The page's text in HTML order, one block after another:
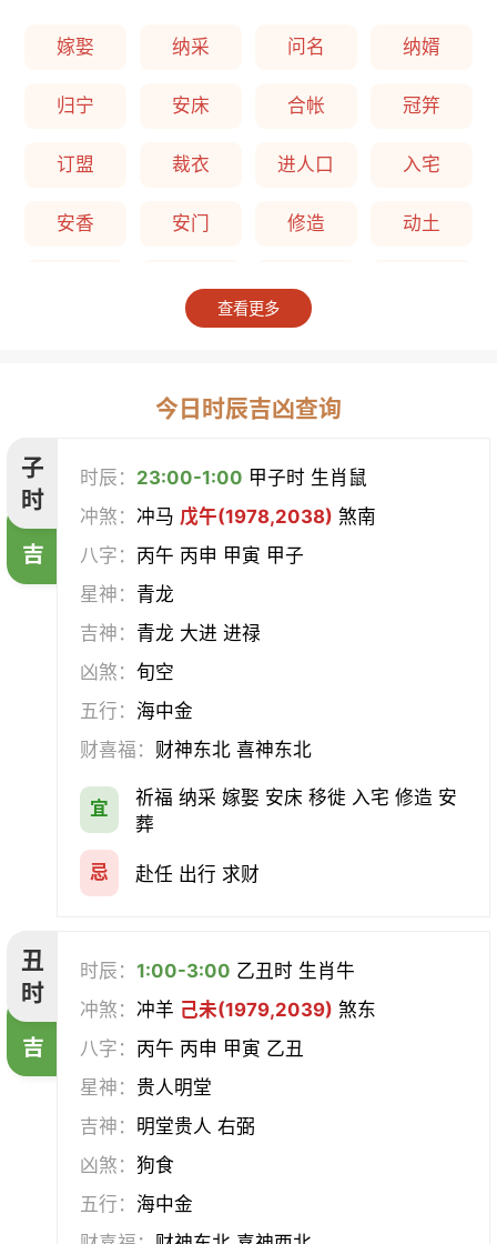
嫁娶 纳采 问名 纳婿
归宁 安床 合帐 冠笄
订盟 裁衣 进人口 入宅
安香 安门 修造 动土
平治道涂 造桥
造仓 修饰垣墙 造船
造畜稠 盖屋
经络 酝酿 造车器
赴任 立券 置产 出货财
祭祀 祈福
移徙 分居 出火
放水 畋猎
查看更多
今日时辰吉凶查询
子
时
吉
时辰： 23:00-1:00 甲子时 生肖鼠
冲煞：冲马 戊午(1978,2038) 煞南
八字： 丙午 丙申 甲寅 甲子
星神： 青龙
吉神： 青龙 大进 进禄
凶煞：旬空
五行：海中金
财喜福： 财神东北 喜神东北
宜
祈福 纳采 嫁娶 安床 移徙 入宅 修造 安
葬
忌 赴任 出行 求财
丑
时
吉
时辰：1:00-3:00 乙丑时 生肖牛
冲煞：冲羊 己未(1979,2039) 煞东
八字： 丙午 丙申 甲寅 乙丑
星神： 贵人明堂
吉神： 明堂贵人 右弼
凶煞：狗食
五行：海中金